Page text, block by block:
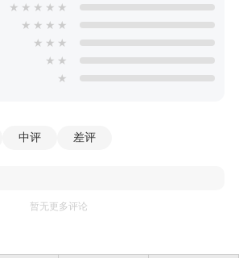
★ ★ ★ ★ ★
★ ★ ★ ★
★ ★ ★
★ ★
★
中评 差评
暂无更多评论